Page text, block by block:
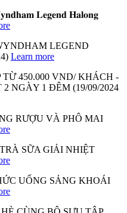
𝐋𝐞𝐠𝐞𝐧𝐝 𝐇𝐚𝐥𝐨𝐧𝐠
LEGEND
Learn more
450.000 VND/ KHÁCH -
2 NGÀY 1 ĐÊM (19/09/2024
RƯỢU VÀ PHÔ MAI
SỮA GIẢI NHIỆT
UỐNG SẢNG KHOÁI